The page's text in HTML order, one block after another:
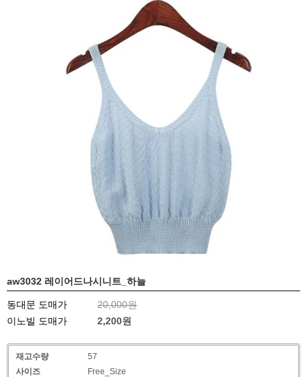
aw3032 레이어드나시니트_하늘
동대문 도매가
20,000원
이노빌 도매가
2,200원
재고수량
57
사이즈
Free_Size